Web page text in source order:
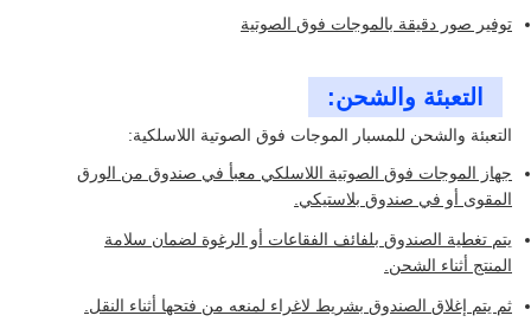
توفير صور دقيقة بالموجات فوق الصوتية
التعبئة والشحن:
التعبئة والشحن للمسبار الموجات فوق الصوتية اللاسلكية:
جهاز الموجات فوق الصوتية اللاسلكي معبأ في صندوق من الورق
المقوى أو في صندوق بلاستيكي.
يتم تغطية الصندوق بلفائف الفقاعات أو الرغوة لضمان سلامة
المنتج أثناء الشحن.
ثم يتم إغلاق الصندوق بشريط لاغراء لمنعه من فتحها أثناء النقل.